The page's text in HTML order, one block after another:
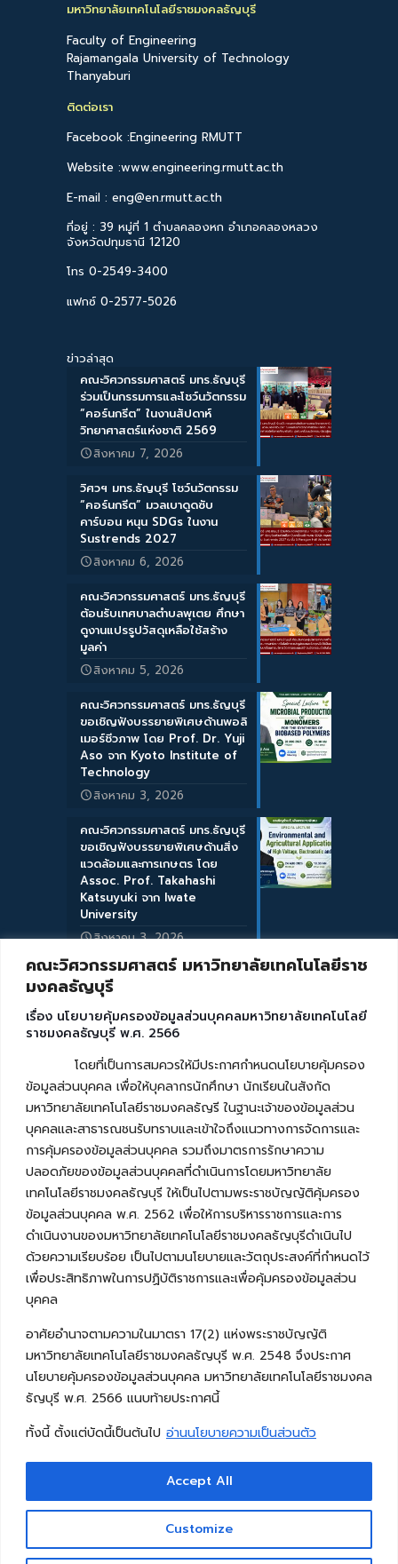
คณะวิศวกรรมศาสตร์ มหาวิทยาลัยเทคโนโลยีราช
มงคลธัญบุรี
เรื่อง นโยบายคุ้มครองข้อมูลส่วนบุคคลมหาวิทยาลัยเทคโนโลยี
ราชมงคลธัญบุรี พ.ศ. 2566
โดยที่เป็นการสมควรให้มีประกาศกำหนดนโยบายคุ้มครอง
ข้อมูลส่วนบุคคล เพื่อให้บุคลากรนักศึกษา นักเรียนในสังกัด
มหาวิทยาลัยเทคโนโลยีราชมงคลธัญรี ในฐานะเจ้าของข้อมูลส่วน
บุคคลและสาธารณชนรับทราบและเข้าใจถึงแนวทางการจัดการและ
การคุ้มครองข้อมูลส่วนบุคคล รวมถึงมาตรการรักษาความ
ปลอดภัยของข้อมูลส่วนบุคคลที่ดำเนินการโดยมหาวิทยาลัย
เทคโนโลยีราชมงคลธัญบุรี ให้เป็นไปตามพระราชบัญญัติคุ้มครอง
ข้อมูลส่วนบุคคล พ.ศ. 2562 เพื่อให้การบริหารราชการและการ
ดำเนินงานของมหาวิทยาลัยเทคโนโลยีราชมงคลธัญบุรีดำเนินไป
ด้วยความเรียบร้อย เป็นไปตามนโยบายและวัตถุประสงค์ที่กำหนดไว้
เพื่อประสิทธิภาพในการปฏิบัติราชการและเพื่อคุ้มครองข้อมูลส่วน
บุคคล
อาศัยอำนาจตามความในมาตรา 17(2) แห่งพระราชบัญญัติ
มหาวิทยาลัยเทคโนโลยีราชมงคลธัญบุรี พ.ศ. 2548 จึงประกาศ
นโยบายคุ้มครองข้อมูลส่วนบุคคล มหาวิทยาลัยเทคโนโลยีราชมงคล
ธัญบุรี พ.ศ. 2566 แนบท้ายประกาศนี้
ทั้งนี้ ตั้งแต่บัดนี้เป็นต้นไป อ่านนโยบายความเป็นส่วนตัว
Customize
Accept All
มหาวิทยาลัยเทคโนโลยีราชมงคลธัญบุรี
Faculty of Engineering
Rajamangala University of Technology
Thanyaburi
ติดต่อเรา
Facebook :Engineering RMUTT
Website :www.engineering.rmutt.ac.th
E-mail : eng@en.rmutt.ac.th
ที่อยู่ : 39 หมู่ที่ 1 ตำบลคลองหก อำเภอคลองหลวง
จังหวัดปทุมธานี 12120
โทร 0-2549-3400
แฟกซ์ 0-2577-5026
ข่าวล่าสุด
คณะวิศวกรรมศาสตร์ มทร.ธัญบุรี
ร่วมเป็นกรรมการและโชว์นวัตกรรม
“คอร์นกรีต” ในงานสัปดาห์
วิทยาศาสตร์แห่งชาติ 2569
สิงหาคม 7, 2026
วิศวฯ มทร.ธัญบุรี โชว์นวัตกรรม
“คอร์นกรีต” มวลเบาดูดซับ
คาร์บอน หนุน SDGs ในงาน
Sustrends 2027
สิงหาคม 6, 2026
คณะวิศวกรรมศาสตร์ มทร.ธัญบุรี
ต้อนรับเทศบาลตำบลพุเตย ศึกษา
ดูงานแปรรูปวัสดุเหลือใช้สร้าง
มูลค่า
สิงหาคม 5, 2026
คณะวิศวกรรมศาสตร์ มทร.ธัญบุรี
ขอเชิญฟังบรรยายพิเศษด้านพอลิ
เมอร์ชีวภาพ โดย Prof. Dr. Yuji
Aso จาก Kyoto Institute of
Technology
สิงหาคม 3, 2026
คณะวิศวกรรมศาสตร์ มทร.ธัญบุรี
ขอเชิญฟังบรรยายพิเศษด้านสิ่ง
แวดล้อมและการเกษตร โดย
Assoc. Prof. Takahashi
Katsuyuki จาก Iwate
University
สิงหาคม 3, 2026
Copyright © 2026 คณะวิศวกรรมศาสตร์ มหาวิทยาลัย
เทคโนโลยีราชมงคลธัญบุรี